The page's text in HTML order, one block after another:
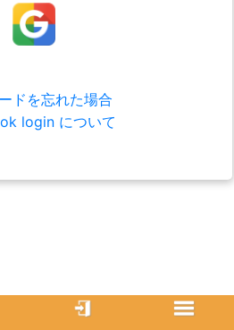
ドを忘れた場合
login について